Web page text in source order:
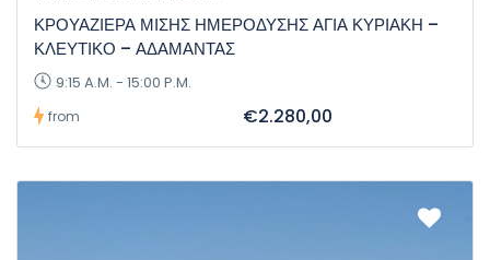
ΚΡΟΥΑΖΙΕΡΑ ΜΙΣΗΣ ΗΜΕΡΟΔΥΣΗΣ ΑΓΙΑ ΚΥΡΙΑΚΗ –
ΚΛΕΥΤΙΚΟ – ΑΔΑΜΑΝΤΑΣ
9:15 A.M. - 15:00 P.M.
from €2.280,00